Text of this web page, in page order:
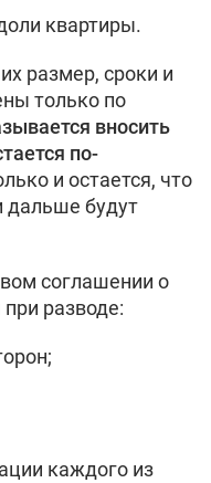
квартиры.
размер, сроки и
только по
вносить
по-
и остается, что
дальше будут
соглашении о
разводе:
каждого из